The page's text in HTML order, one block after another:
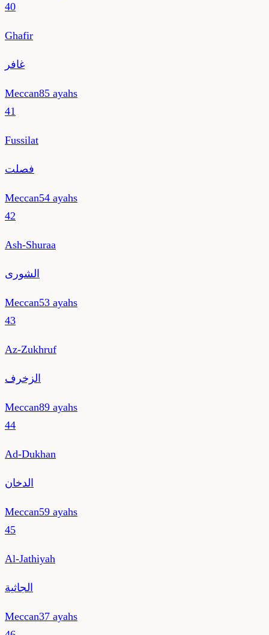
40
Ghafir
غافر
Meccan85 ayahs
41
Fussilat
فصلت
Meccan54 ayahs
42
Ash-Shuraa
الشورى
Meccan53 ayahs
43
Az-Zukhruf
الزخرف
Meccan89 ayahs
44
Ad-Dukhan
الدخان
Meccan59 ayahs
45
Al-Jathiyah
الجاثية
Meccan37 ayahs